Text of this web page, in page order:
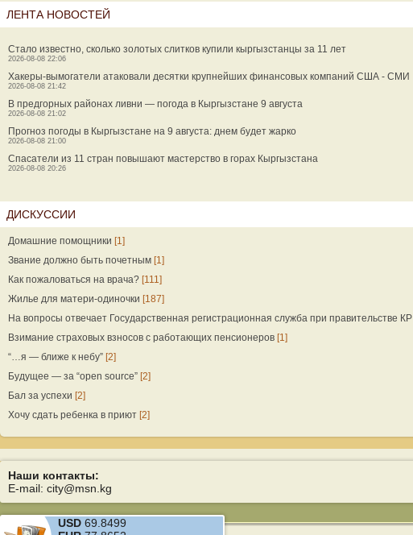
ЛЕНТА НОВОСТЕЙ
Стало известно, сколько золотых слитков купили кыргызстанцы за 11 лет
2026-08-08 22:06
Хакеры-вымогатели атаковали десятки крупнейших финансовых компаний США - СМИ
2026-08-08 21:42
В предгорных районах ливни — погода в Кыргызстане 9 августа
2026-08-08 21:02
Прогноз погоды в Кыргызстане на 9 августа: днем будет жарко
2026-08-08 21:00
Спасатели из 11 стран повышают мастерство в горах Кыргызстана
2026-08-08 20:26
ДИСКУССИИ
Домашние помощники [1]
Звание должно быть почетным [1]
Как пожаловаться на врача? [111]
Жилье для матери-одиночки [187]
На вопросы отвечает Государственная регистрационная служба при правительстве КР
Взимание страховых взносов с работающих пенсионеров [1]
“…я — ближе к небу” [2]
Будущее — за “open source” [2]
Бал за успехи [2]
Хочу сдать ребенка в приют [2]
Наши контакты:
E-mail: city@msn.kg
USD 69.8499